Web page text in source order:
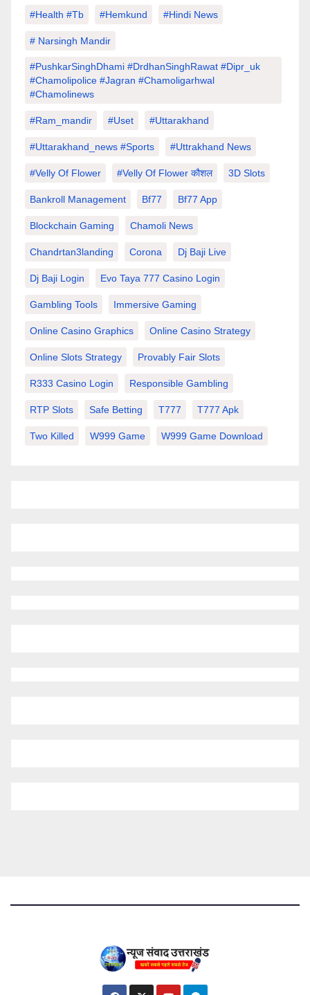
#Health #tb #hemkund #hindi News
# Narsingh Mandir
#PushkarSinghDhami #drdhanSinghRawat #dipr_uk
#chamolipolice #Jagran #chamoligarhwal
#chamolinews
#Ram_mandir #uset #uttarakhand
#Uttarakhand_news #sports #Uttrakhand News
#velly Of Flower #velly Of Flower कौशल 3D Slots
Bankroll Management Bf77 Bf77 App
Blockchain Gaming Chamoli News
Chandrtan3landing Corona Dj Baji Live
Dj Baji Login Evo Taya 777 Casino Login
Gambling Tools Immersive Gaming
Online Casino Graphics Online Casino Strategy
Online Slots Strategy Provably Fair Slots
R333 Casino Login Responsible Gambling
RTP Slots Safe Betting T777 T777 Apk
Two Killed W999 Game W999 Game Download